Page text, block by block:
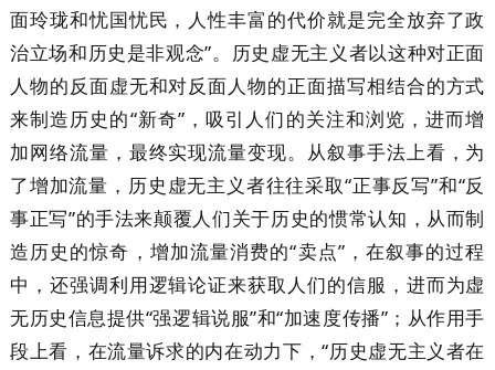
面玲珑和忧国忧民，人性丰富的代价就是完全放弃了政
治立场和历史是非观念”。历史虚无主义者以这种对正面
人物的反面虚无和对反面人物的正面描写相结合的方式
来制造历史的“新奇”，吸引人们的关注和浏览，进而增
加网络流量，最终实现流量变现。从叙事手法上看，为
了增加流量，历史虚无主义者往往采取“正事反写”和“反
事正写”的手法来颠覆人们关于历史的惯常认知，从而制
造历史的惊奇，增加流量消费的“卖点”，在叙事的过程
中，还强调利用逻辑论证来获取人们的信服，进而为虚
无历史信息提供“强逻辑说服”和“加速度传播”；从作用手
段上看，在流量诉求的内在动力下，“历史虚无主义者在